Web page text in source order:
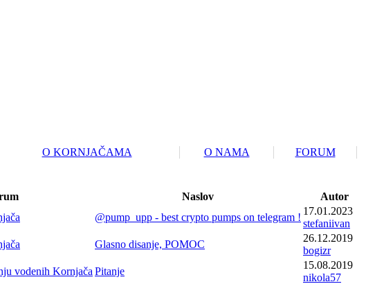
O KORNJAČAMA O NAMA FORUM
Naslov
Autor
@pump_upp - best crypto pumps on telegram !
17.01.2023
stefaniivan
Glasno disanje, POMOC
26.12.2019
bogizr
vodenih Kornjača Pitanje
15.08.2019
nikola57